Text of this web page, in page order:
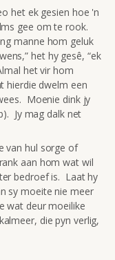
het ek gesien hoe 'n
gee om te rook.
manne hom geluk
het hy gesê, “ek
het vir hom
hierdie dwelm een
Moenie dink jy
Jy mag dalk net
van hul sorge of
aan hom wat wil
bedroef is. Laat hy
sy moeite nie meer
wat deur moeilike
die pyn verlig,